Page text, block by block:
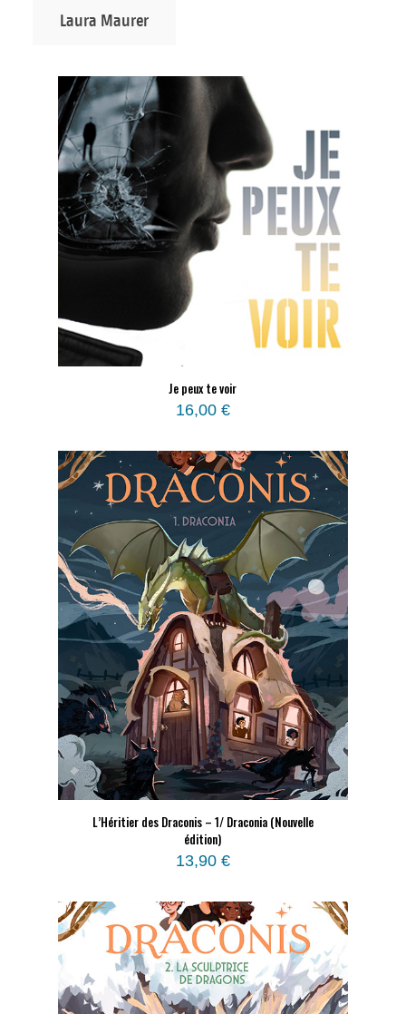
Laura Maurer
Je peux te voir
16,00 €
L’Héritier des Draconis – 1/ Draconia (Nouvelle
édition)
13,90 €